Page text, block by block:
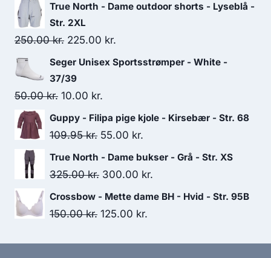
True North - Dame outdoor shorts - Lyseblå -
Str. 2XL
250.00kr. Original
price
was:
250.00 kr..
225.00 kr.
price
Seger Unisex Sportsstrømper - White -
37/39
50.00kr. Original
price
was:
10.00 kr.
price
is:
Guppy - Filipa pige kjole - Kirsebær - Str. 68
109.95kr. Original
price
was:
55.00 kr.
price
is:
True North - Dame bukser - Grå - Str. XS
325.00kr. Original
price
was:
300.00 kr.
price
Crossbow - Mette dame BH - Hvid - Str. 95B
150.00kr. Original
125.00 kr.